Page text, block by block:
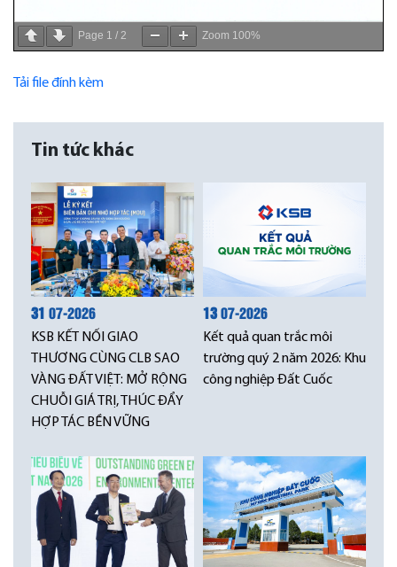
Page 1 / 2 Zoom 100%
Tải file đính kèm
Tin tức khác
31 07-2026
KSB KẾT NỐI GIAO
THƯƠNG CÙNG CLB SAO
VÀNG ĐẤT VIỆT: MỞ RỘNG
CHUỖI GIÁ TRỊ, THÚC ĐẨY
HỢP TÁC BỀN VỮNG
1307-2026
Kết quả quan trắc môi
trường quý 2 năm 2026: Khu
công nghiệp Đất Cuốc